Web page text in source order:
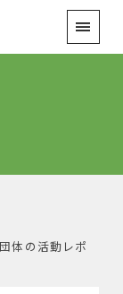
体の活動レポ